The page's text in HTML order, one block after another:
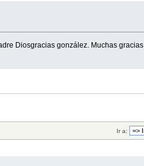
Diosgracias gonzález. Muchas gracias
Ir a: